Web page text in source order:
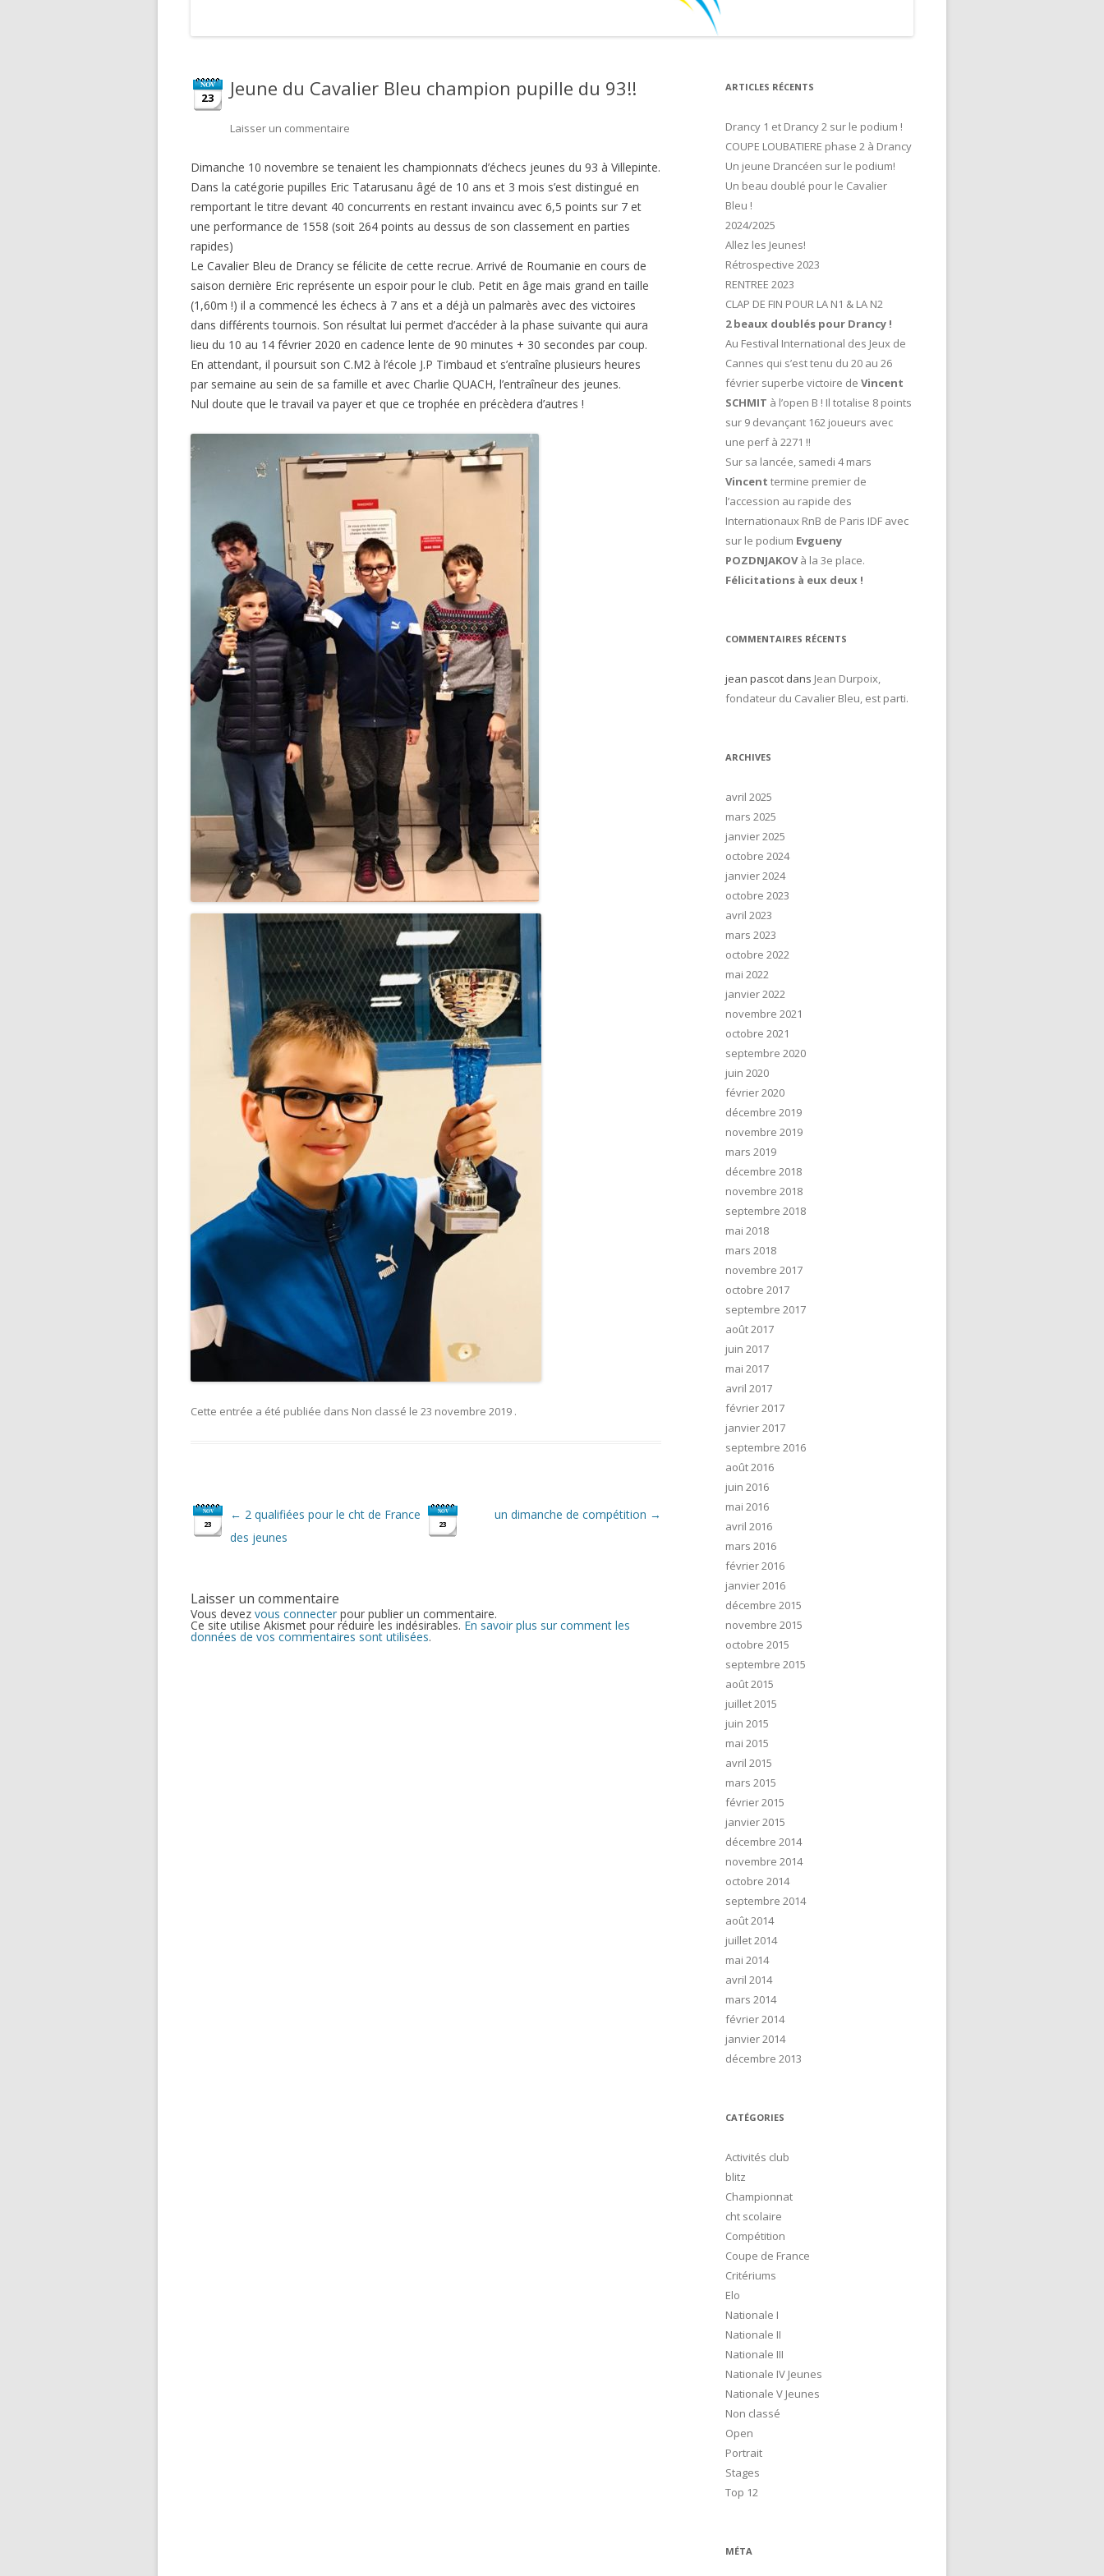
NOV
23 Jeune du Cavalier Bleu champion pupille du 93!!
Laisser un commentaire
Dimanche 10 novembre se tenaient les championnats d’échecs jeunes du 93 à Villepinte.
Dans la catégorie pupilles Eric Tatarusanu âgé de 10 ans et 3 mois s’est distingué en
remportant le titre devant 40 concurrents en restant invaincu avec 6,5 points sur 7 et
une performance de 1558 (soit 264 points au dessus de son classement en parties
rapides)
Le Cavalier Bleu de Drancy se félicite de cette recrue. Arrivé de Roumanie en cours de
saison dernière Eric représente un espoir pour le club. Petit en âge mais grand en taille
(1,60m !) il a commencé les échecs à 7 ans et a déjà un palmarès avec des victoires
dans différents tournois. Son résultat lui permet d’accéder à la phase suivante qui aura
lieu du 10 au 14 février 2020 en cadence lente de 90 minutes + 30 secondes par coup.
En attendant, il poursuit son C.M2 à l’école J.P Timbaud et s’entraîne plusieurs heures
par semaine au sein de sa famille et avec Charlie QUACH, l’entraîneur des jeunes.
Nul doute que le travail va payer et que ce trophée en précèdera d’autres !
Cette entrée a été publiée dans Non classé le 23 novembre 2019 .
Navigation
des
articles
←
NOV
23
2 qualifiées pour le cht de France
des jeunes
NOV
23
un dimanche de compétition →
Laisser un commentaire
Vous devez vous connecter pour publier un commentaire.
Ce site utilise Akismet pour réduire les indésirables. En savoir plus sur comment les
données de vos commentaires sont utilisées.
ARTICLES RÉCENTS
Drancy 1 et Drancy 2 sur le podium !
COUPE LOUBATIERE phase 2 à Drancy
Un jeune Drancéen sur le podium!
Un beau doublé pour le Cavalier
Bleu !
2024/2025
Allez les Jeunes!
Rétrospective 2023
RENTREE 2023
CLAP DE FIN POUR LA N1 & LA N2
2 beaux doublés pour Drancy !
Au Festival International des Jeux de
Cannes qui s’est tenu du 20 au 26
février superbe victoire de Vincent
SCHMIT à l’open B ! Il totalise 8 points
sur 9 devançant 162 joueurs avec
une perf à 2271 !!
Sur sa lancée, samedi 4 mars
Vincent termine premier de
l’accession au rapide des
Internationaux RnB de Paris IDF avec
sur le podium Evgueny
POZDNJAKOVà la 3e place.
Félicitations à eux deux !
COMMENTAIRES RÉCENTS
jean pascotdans Jean Durpoix,
fondateur du Cavalier Bleu, est parti.
ARCHIVES
avril 2025
mars 2025
janvier 2025
octobre 2024
janvier 2024
octobre 2023
avril 2023
mars 2023
octobre 2022
mai 2022
janvier 2022
novembre 2021
octobre 2021
septembre 2020
juin 2020
février 2020
décembre 2019
novembre 2019
mars 2019
décembre 2018
novembre 2018
septembre 2018
mai 2018
mars 2018
novembre 2017
octobre 2017
septembre 2017
août 2017
juin 2017
mai 2017
avril 2017
février 2017
janvier 2017
septembre 2016
août 2016
juin 2016
mai 2016
avril 2016
mars 2016
février 2016
janvier 2016
décembre 2015
novembre 2015
octobre 2015
septembre 2015
août 2015
juillet 2015
juin 2015
mai 2015
avril 2015
mars 2015
février 2015
janvier 2015
décembre 2014
novembre 2014
octobre 2014
septembre 2014
août 2014
juillet 2014
mai 2014
avril 2014
mars 2014
février 2014
janvier 2014
décembre 2013
CATÉGORIES
Activités club
blitz
Championnat
cht scolaire
Compétition
Coupe de France
Critériums
Elo
Nationale I
Nationale II
Nationale III
Nationale IV Jeunes
Nationale V Jeunes
Non classé
Open
Portrait
Stages
Top 12
MÉTA